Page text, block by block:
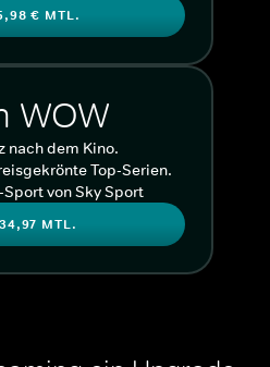
€ MTL.
WOW
nach dem Kino.
Top-Serien.
von Sky Sport
MTL.